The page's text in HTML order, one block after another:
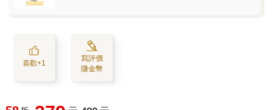
喜歡+1
寫評價
賺金幣